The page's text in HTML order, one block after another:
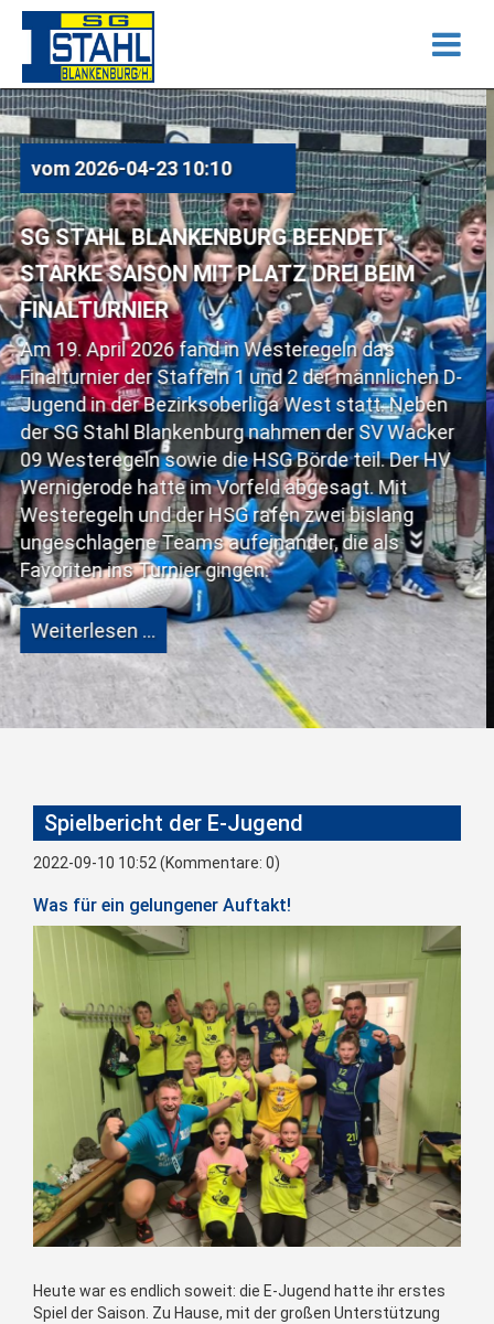
23 10:10
BEENDET
MIT PLATZ DREI BEIM
fand in Westeregeln das
Staffeln 1 und 2 der männlichen D-
Bezirksoberliga West statt. Neben
nahmen der SV Wacker
sowie die HSG Börde teil. Der HV
hatte im Vorfeld abgesagt. Mit
der HSG rafen zwei bislang
Teams aufeinander, die als
gingen.
…
vom2026-
Mit
Jugend in
gegen den
die
eine große
Spielbericht der E-Jugend
2022-09-10 10:52 (Kommentare: 0)
Was für ein gelungener Auftakt!
Heute war es endlich soweit: die E-Jugend hatte ihr erstes
Spiel der Saison. Zu Hause, mit der großen Unterstützung